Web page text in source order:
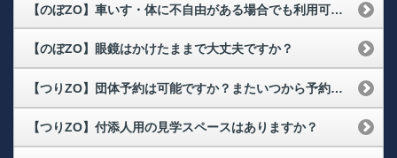
【のぼZO】車いす・体に不自由がある場合でも利用可能ですか？
【のぼZO】眼鏡はかけたままで大丈夫ですか？
【つりZO】団体予約は可能ですか？またいつから予約できますか？
【つりZO】付添人用の見学スペースはありますか？